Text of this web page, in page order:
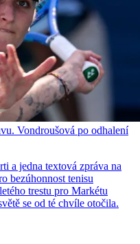
Vondroušová po odhalení
a jedna textová zpráva na
bezúhonnost tenisu
trestu pro Markétu
se od té chvíle otočila.